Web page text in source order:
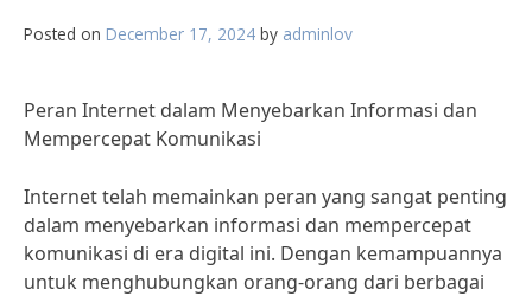
Posted on December 17, 2024 by adminlov
Peran Internet dalam Menyebarkan Informasi dan
Mempercepat Komunikasi
Internet telah memainkan peran yang sangat penting
dalam menyebarkan informasi dan mempercepat
komunikasi di era digital ini. Dengan kemampuannya
untuk menghubungkan orang-orang dari berbagai